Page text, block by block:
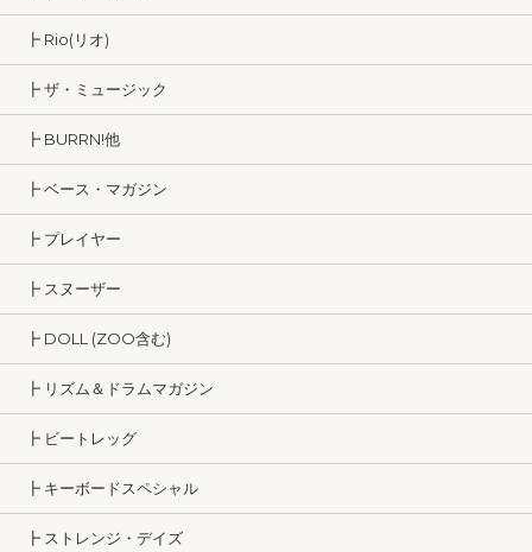
┣ Rio(リオ)
┣ ザ・ミュージック
┣ BURRN!他
┣ ベース・マガジン
┣ プレイヤー
┣ スヌーザー
┣ DOLL (ZOO含む)
┣ リズム＆ドラムマガジン
┣ ビートレッグ
┣ キーボードスペシャル
┣ ストレンジ・デイズ